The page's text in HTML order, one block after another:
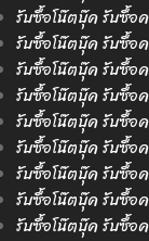
รับซื้อโน๊ตบุ๊ค รับซื้อ
รับซื้อโน๊ตบุ๊ค รับซื้อ
รับซื้อโน๊ตบุ๊ค รับซื้อค
รับซื้อโน๊ตบุ๊ค รับซื้อ
รับซื้อโน๊ตบุ๊ค รับซื้อ
รับซื้อโน๊ตบุ๊ค รับซื้อ
รับซื้อโน๊ตบุ๊ค รับซื้อ
รับซื้อโน๊ตบุ๊ค รับซื้
รับซื้อโน๊ตบุ๊ค รับซื้อ